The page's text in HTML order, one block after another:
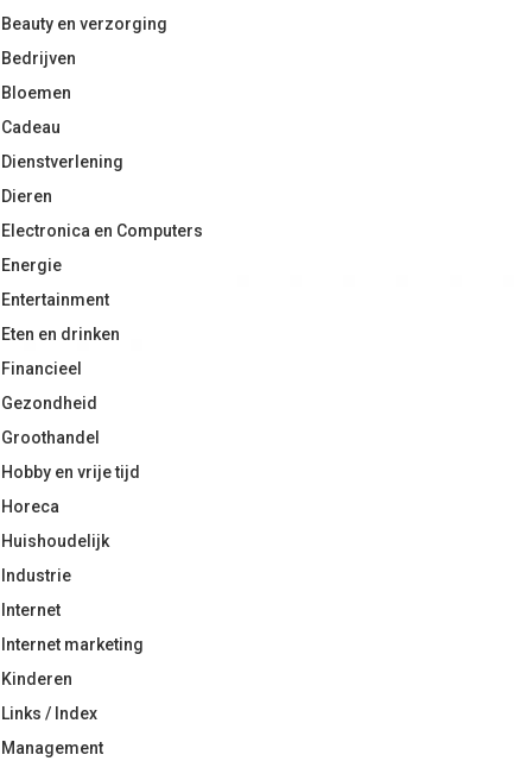
Beauty en verzorging
Bedrijven
Bloemen
Cadeau
Dienstverlening
Dieren
Electronica en Computers
Energie
Entertainment
Eten en drinken
Financieel
Gezondheid
Groothandel
Hobby en vrije tijd
Horeca
Huishoudelijk
Industrie
Internet
Internet marketing
Kinderen
Links / Index
Management